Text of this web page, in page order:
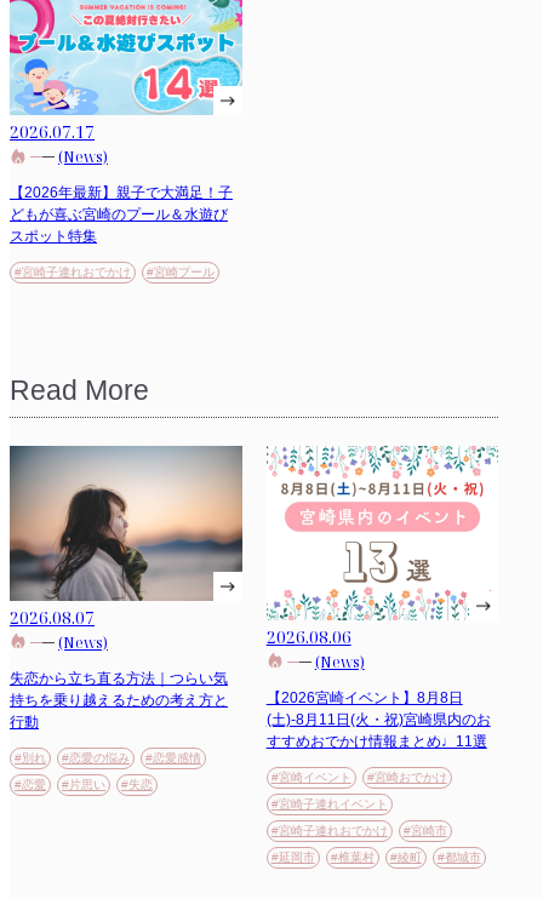
2026.07.17
(News)
【2026年最新】親子で大満足！子
どもが喜ぶ宮崎のプール＆水遊び
スポット特集
#宮崎子連れおでかけ #宮崎プール
Read More
2026.08.07
(News)
失恋から立ち直る方法｜つらい気
持ちを乗り越えるための考え方と
行動
#別れ #恋愛の悩み
#恋愛感情
#恋愛
#片思い #失恋
2026.08.06
(News)
【2026宮崎イベント】8月8日
(土)-8月11日(火・祝)宮崎県内のお
すすめおでかけ情報まとめ♩11選
#宮崎イベント
#宮崎おでかけ
#宮崎子連れイベント
#宮崎子連れおでかけ
#宮崎市
#延岡市
#椎葉村 #綾町 #都城市